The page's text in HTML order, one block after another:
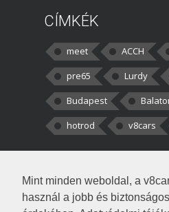
Mint minden weboldal, a
használ a jobb és
CÍMKÉK
meet ACCH
pre65
Lurdy
Budapest
hotrod
v8cars
kortisz:
darabbaal számoltam. Nem